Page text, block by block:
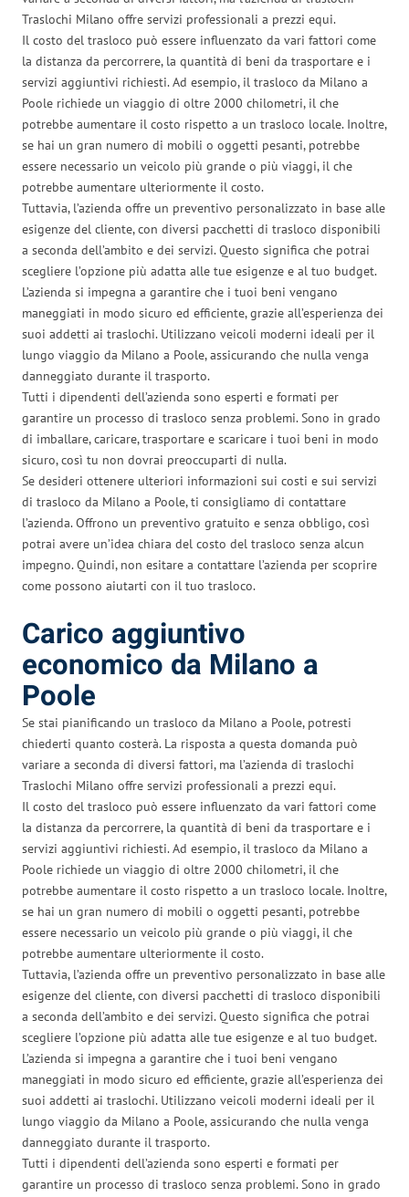
Traslochi Milano offre servizi professionali a prezzi equi.
Il costo del trasloco può essere influenzato da vari fattori come
la distanza da percorrere, la quantità di beni da trasportare e i
servizi aggiuntivi richiesti. Ad esempio, il trasloco da Milano a
Poole richiede un viaggio di oltre 2000 chilometri, il che
potrebbe aumentare il costo rispetto a un trasloco locale. Inoltre,
se hai un gran numero di mobili o oggetti pesanti, potrebbe
essere necessario un veicolo più grande o più viaggi, il che
potrebbe aumentare ulteriormente il costo.
Tuttavia, l’azienda offre un preventivo personalizzato in base alle
esigenze del cliente, con diversi pacchetti di trasloco disponibili
a seconda dell’ambito e dei servizi. Questo significa che potrai
scegliere l’opzione più adatta alle tue esigenze e al tuo budget.
L’azienda si impegna a garantire che i tuoi beni vengano
maneggiati in modo sicuro ed efficiente, grazie all’esperienza dei
suoi addetti ai traslochi. Utilizzano veicoli moderni ideali per il
lungo viaggio da Milano a Poole, assicurando che nulla venga
danneggiato durante il trasporto.
Tutti i dipendenti dell’azienda sono esperti e formati per
garantire un processo di trasloco senza problemi. Sono in grado
di imballare, caricare, trasportare e scaricare i tuoi beni in modo
sicuro, così tu non dovrai preoccuparti di nulla.
Se desideri ottenere ulteriori informazioni sui costi e sui servizi
di trasloco da Milano a Poole, ti consigliamo di contattare
l’azienda. Offrono un preventivo gratuito e senza obbligo, così
potrai avere un’idea chiara del costo del trasloco senza alcun
impegno. Quindi, non esitare a contattare l’azienda per scoprire
come possono aiutarti con il tuo trasloco.
Carico aggiuntivo
economico da Milano a
Poole
Se stai pianificando un trasloco da Milano a Poole, potresti
chiederti quanto costerà. La risposta a questa domanda può
variare a seconda di diversi fattori, ma l’azienda di traslochi
Traslochi Milano offre servizi professionali a prezzi equi.
Il costo del trasloco può essere influenzato da vari fattori come
la distanza da percorrere, la quantità di beni da trasportare e i
servizi aggiuntivi richiesti. Ad esempio, il trasloco da Milano a
Poole richiede un viaggio di oltre 2000 chilometri, il che
potrebbe aumentare il costo rispetto a un trasloco locale. Inoltre,
se hai un gran numero di mobili o oggetti pesanti, potrebbe
essere necessario un veicolo più grande o più viaggi, il che
potrebbe aumentare ulteriormente il costo.
Tuttavia, l’azienda offre un preventivo personalizzato in base alle
esigenze del cliente, con diversi pacchetti di trasloco disponibili
a seconda dell’ambito e dei servizi. Questo significa che potrai
scegliere l’opzione più adatta alle tue esigenze e al tuo budget.
L’azienda si impegna a garantire che i tuoi beni vengano
maneggiati in modo sicuro ed efficiente, grazie all’esperienza dei
suoi addetti ai traslochi. Utilizzano veicoli moderni ideali per il
lungo viaggio da Milano a Poole, assicurando che nulla venga
danneggiato durante il trasporto.
Tutti i dipendenti dell’azienda sono esperti e formati per
garantire un processo di trasloco senza problemi. Sono in grado